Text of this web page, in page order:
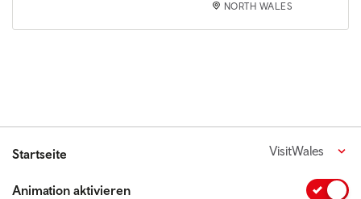
NORTH WALES
Startseite VisitWales
Animation aktivieren